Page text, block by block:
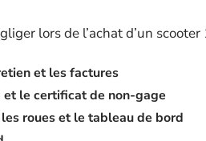
lors de l’achat d’un scooter
et les factures
le certificat de non-gage
roues et le tableau de bord